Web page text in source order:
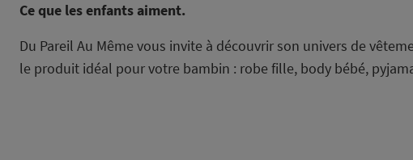
Ce que les enfants aiment.
Du Pareil Au Même vous invite à découvrir son univers de
le produit idéal pour votre bambin : robe fille, body bébé,